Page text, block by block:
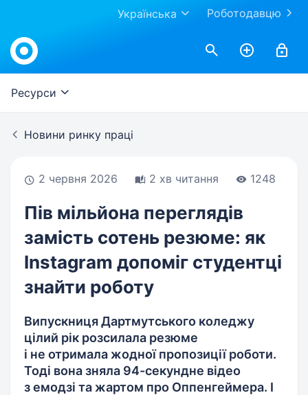
Роботодавцю
Українська
Work.ua
Ресурси
Новини ринку праці
2 червня 2026 2 хв читання 1248
Пів мільйона переглядів
замість сотень резюме: як
Instagram допоміг студентці
знайти роботу
Випускниця Дартмутського коледжу
цілий рік розсилала резюме
і не отримала жодної пропозиції роботи.
Тоді вона зняла 94-секундне відео
з емодзі та жартом про Оппенгеймера. І